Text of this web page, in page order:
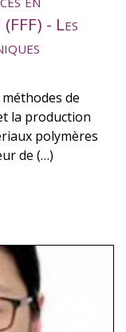
- Les
méthodes de
la production
polymères
de (…)